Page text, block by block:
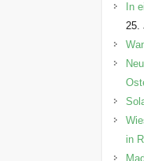
In
25.
in